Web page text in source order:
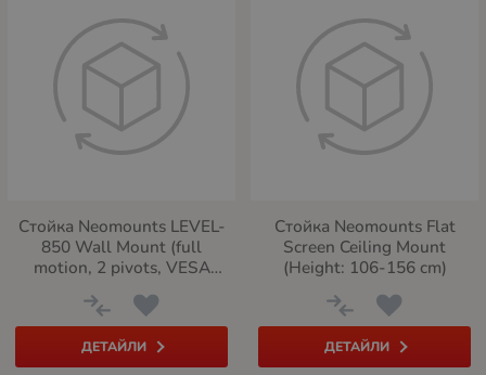
Стойка Neomounts LEVEL-
850 Wall Mount (full
motion, 2 pivots, VESA
ДЕТАЙЛИ
Стойка Neomounts Flat
Screen Ceiling Mount
(Height: 106-156 cm)
ДЕТАЙЛИ